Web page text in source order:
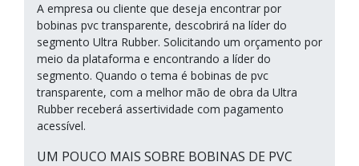
A empresa ou cliente que deseja encontrar por
bobinas pvc transparente, descobrirá na líder do
segmento Ultra Rubber. Solicitando um orçamento por
meio da plataforma e encontrando a líder do
segmento. Quando o tema é bobinas de pvc
transparente, com a melhor mão de obra da Ultra
Rubber receberá assertividade com pagamento
acessível.
UM POUCO MAIS SOBRE BOBINAS DE PVC